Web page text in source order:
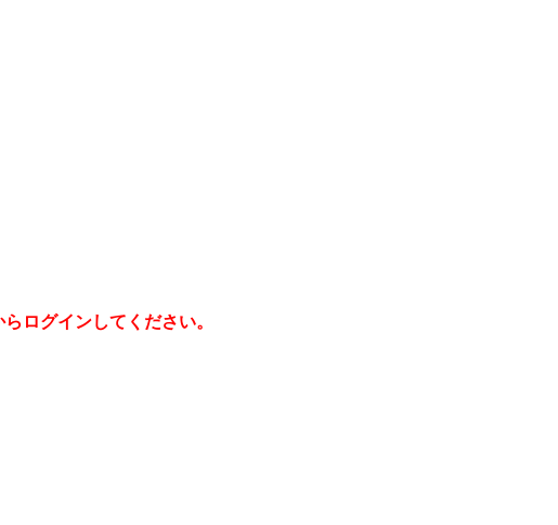
らログインしてください。